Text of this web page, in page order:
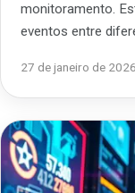
monitoramento.
eventos entre
27 de janeiro de 2026